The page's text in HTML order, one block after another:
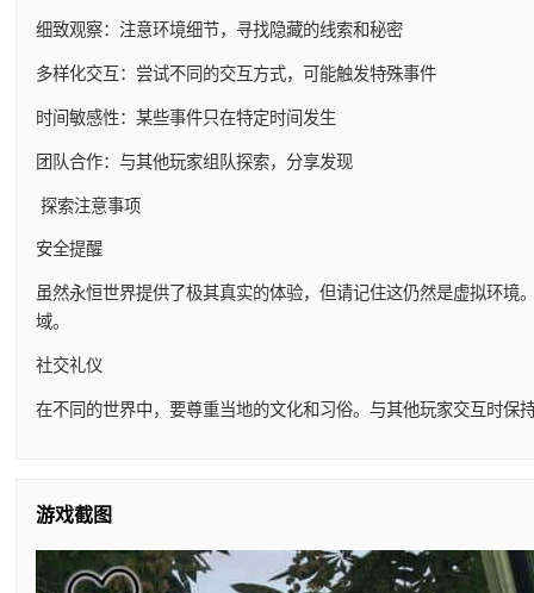
细致观察：注意环境细节，寻找隐藏的线索和秘密
多样化交互：尝试不同的交互方式，可能触发特殊事件
时间敏感性：某些事件只在特定时间发生
团队合作：与其他玩家组队探索，分享发现
探索注意事项
安全提醒
虽然永恒世界提供了极其真实的体验，但请记住这仍然是虚拟环
域。
社交礼仪
在不同的世界中，要尊重当地的文化和习俗。与其他玩家交互时
游戏截图